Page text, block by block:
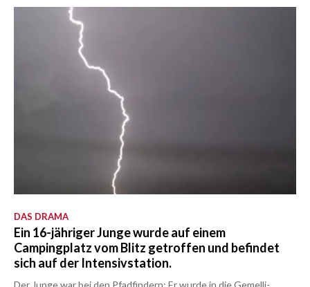
DAS DRAMA
Ein 16-jähriger Junge wurde auf einem
Campingplatz vom Blitz getroffen und befindet
sich auf der Intensivstation.